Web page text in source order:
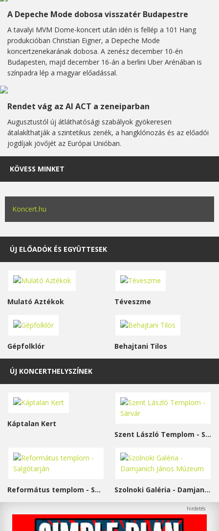
A Depeche Mode dobosa visszatér Budapestre
A tavalyi MVM Dome-koncert után idén is fellép a 101 Hang
produkcióban Christian Eigner, a Depeche Mode
koncertzenekarának dobosa. A zenész december 10-én
Budapesten, majd december 16-án a berlini Uber Arénában is
színpadra lép a magyar előadással.
Rendet vág az AI ACT a zeneiparban
Augusztustól új átláthatósági szabályok gyökeresen
átalakíthatják a szintetikus zenék, a hangklónozás és az előadói
jogdíjak jövőjét az Európai Unióban.
KÖVESS MINKET
Koncert.hu
ÚJ ELŐADÓK ÉS EGYÜTTESEK
Mulató Aztékok Téveszme
Gépfolklór Behajtani Tilos
ÚJ KONCERTHELYSZÍNEK
Káptalan Kert
Szent László Templom - Sárvár
Református templom - Salgótarján Szolnoki Galéria - Damjanich János Múzeum